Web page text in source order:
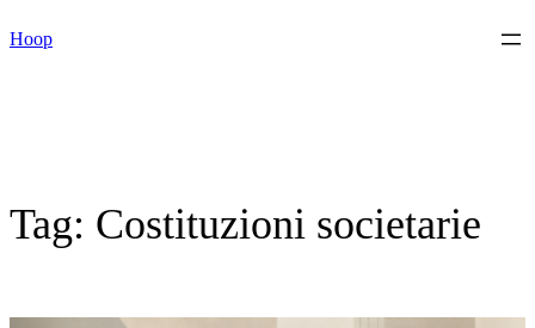
al
Hoop
Tag: Costituzioni societarie